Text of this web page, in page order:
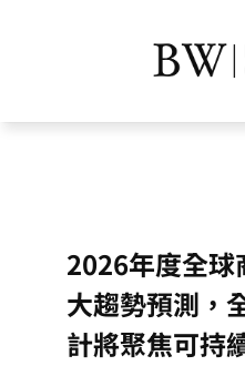
2026年度全球
大趨勢預測，
計將聚焦可持